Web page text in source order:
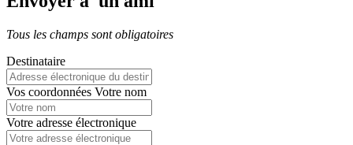
Tous les champs sont obligatoires
Destinataire
Vos coordonnées Votre nom
Votre adresse électronique